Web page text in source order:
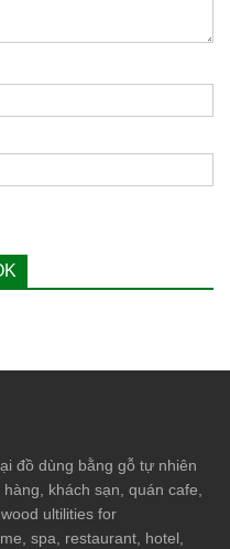
đồ dùng bằng gỗ tự nhiên
khách sạn, quán cafe,
ultilities for
spa, restaurant, hotel,